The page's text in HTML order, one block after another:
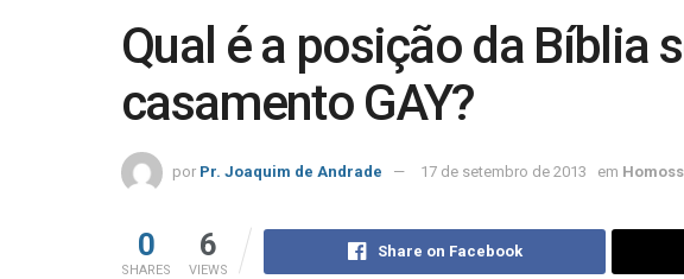
Qual é a posição da Bíblia
casamento GAY?
por Pr. Joaquim de Andrade 17 de setembro de 2013 em
0
SHARES
6
VIEWS
Share on Facebook